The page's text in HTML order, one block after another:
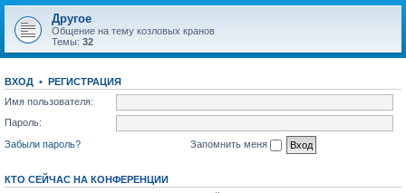
Другое
Общение на тему козловых кранов
Темы: 32
ВХОД • РЕГИСТРАЦИЯ
Имя пользователя:
Пароль:
Забыли пароль?
Запомнить меня
КТО СЕЙЧАС НА КОНФЕРЕНЦИИ